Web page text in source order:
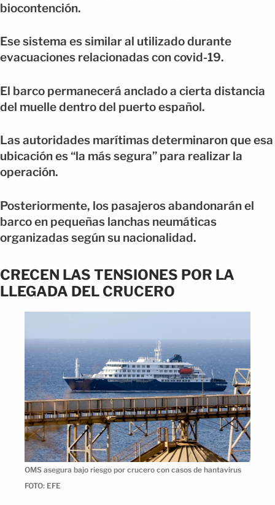
biocontención.
Ese sistema es similar al utilizado durante
evacuaciones relacionadas con covid-19.
El barco permanecerá anclado a cierta distancia
del muelle dentro del puerto español.
Las autoridades marítimas determinaron que esa
ubicación es “la más segura” para realizar la
operación.
Posteriormente, los pasajeros abandonarán el
barco en pequeñas lanchas neumáticas
organizadas según su nacionalidad.
CRECEN LAS TENSIONES POR LA
LLEGADA DEL CRUCERO
OMS asegura bajo riesgo por crucero con casos de hantavirus
FOTO: EFE